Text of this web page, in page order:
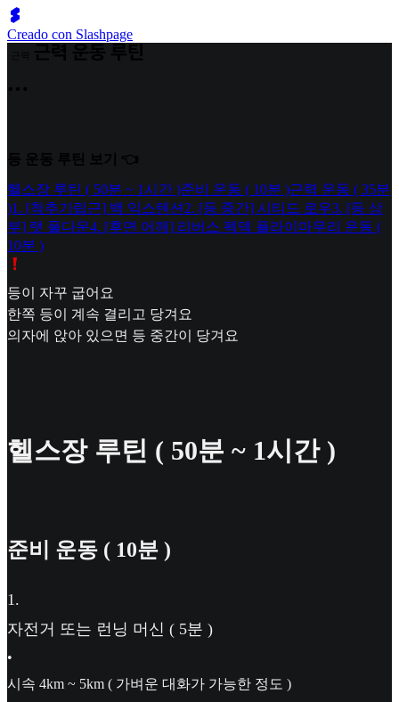
Creado con Slashpage
등 운동 루틴 보기 👈
헬스장 루틴 ( 50분 ~ 1시간 )준비 운동 ( 10분 )근력 운동 ( 35분
)1. [척추기립근] 백 익스텐션 2. [등 중간] 시티드 로우3. [등 상
부] 랫 풀다운4. [후면 어깨] 리버스 펙덱 플라이 마무리 운동 (
10분 )
등이 자꾸 굽어요
한쪽 등이 계속 결리고 당겨요
의자에 앉아 있으면 등 중간이 당겨요
헬스장 루틴 ( 50분 ~ 1시간 )
준비 운동 ( 10분 )
1.
자전거 또는 런닝 머신 ( 5분 )
•
시속 4km ~ 5km ( 가벼운 대화가 가능한 정도 )